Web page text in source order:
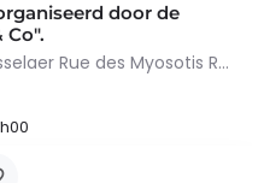
door de
Locaties in: Rue Pierre De Puysselaer Rue des Myosotis Rue Molenvelt Rue Egide Van Ophem Registreer je…